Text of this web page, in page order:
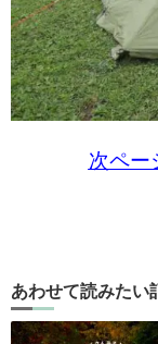
次ペー
あわせて読みたい